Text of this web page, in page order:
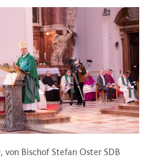
, von Bischof Stefan Oster SDB